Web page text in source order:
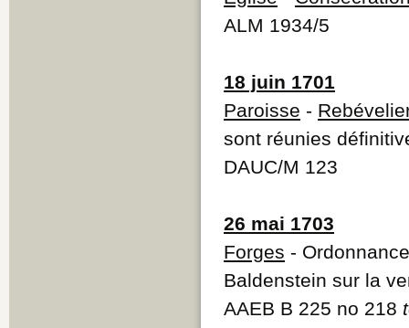
ALM 1934/5
18 juin 1701
Paroisse -
sont réunies
DAUC/M 123
26 mai 1703
Forges -
Baldenstein sur la
AAEB B 225 no 218